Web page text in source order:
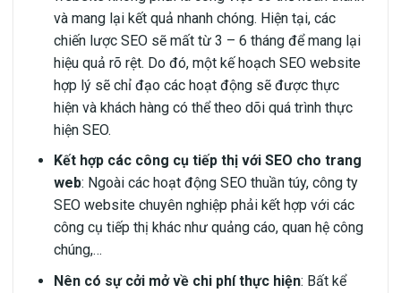
và mang lại kết quả nhanh chóng. Hiện tại, các
chiến lược SEO sẽ mất từ 3 – 6 tháng để mang lại
hiệu quả rõ rệt. Do đó, một kế hoạch SEO website
hợp lý sẽ chỉ đạo các hoạt động sẽ được thực
hiện và khách hàng có thể theo dõi quá trình thực
hiện SEO.
Kết hợp các công cụ tiếp thị với SEO cho trang
web: Ngoài các hoạt động SEO thuần túy, công ty
SEO website chuyên nghiệp phải kết hợp với các
công cụ tiếp thị khác như quảng cáo, quan hệ công
chúng,…
Nên có sự cởi mở về chi phí thực hiện: Bất kể